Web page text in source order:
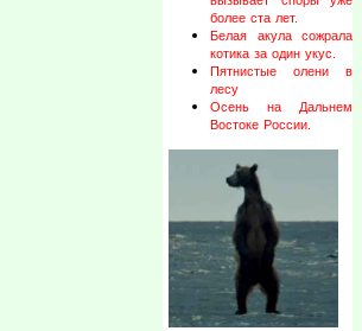
более ста лет.
Белая акула сожрала
котика за один укус.
Пятнистые олени в
лесу
Осень на Дальнем
Востоке России.